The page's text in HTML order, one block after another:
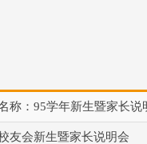
称：95学年新生暨家长说
友会新生暨家长说明会